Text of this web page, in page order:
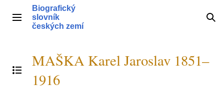
obsahHlavní menu
Biografický
slovník
českých zemí
Přepnout obsah
MAŠKA Karel Jaroslav 1851–
1916